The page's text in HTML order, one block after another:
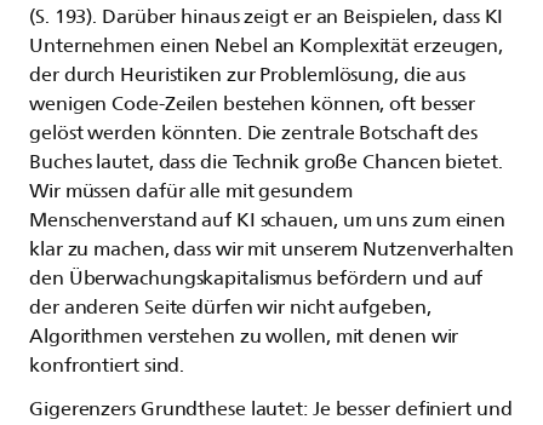
(S. 193). Darüber hinaus zeigt er an Beispielen, dass KI
Unternehmen einen Nebel an Komplexität erzeugen,
der durch Heuristiken zur Problemlösung, die aus
wenigen Code-Zeilen bestehen können, oft besser
gelöst werden könnten. Die zentrale Botschaft des
Buches lautet, dass die Technik große Chancen bietet.
Wir müssen dafür alle mit gesundem
Menschenverstand auf KI schauen, um uns zum einen
klar zu machen, dass wir mit unserem Nutzenverhalten
den Überwachungskapitalismus befördern und auf
der anderen Seite dürfen wir nicht aufgeben,
Algorithmen verstehen zu wollen, mit denen wir
konfrontiert sind.
Gigerenzers Grundthese lautet: Je besser definiert und